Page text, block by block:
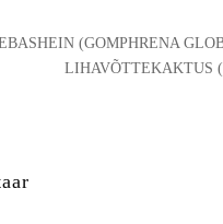
(GOMPHRENA
LIHAVÕTTEKAKTUS